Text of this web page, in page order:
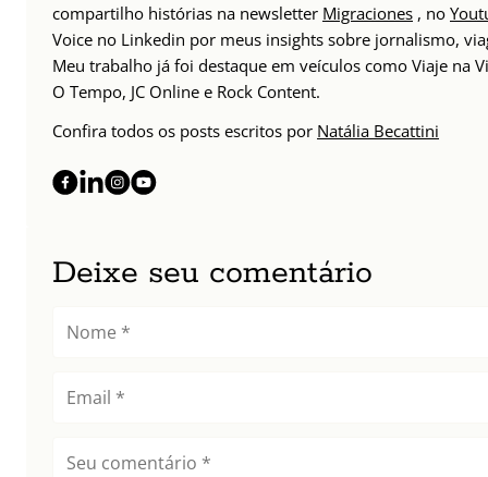
compartilho histórias na newsletter Migraciones , no
Voice no Linkedin por meus insights sobre jornalismo,
Meu trabalho já foi destaque em veículos como Viaje na
O Tempo, JC Online e Rock Content.
Confira todos os posts escritos por Natália Becattini
Deixe seu comentário